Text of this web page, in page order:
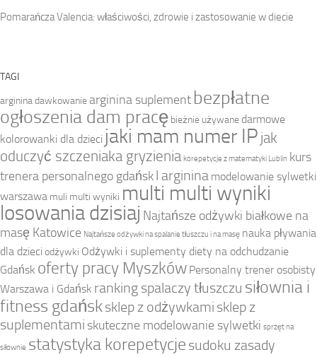
Pomarańcza Valencia: właściwości, zdrowie i zastosowanie w diecie
TAGI
arginina dawkowaniearginina suplement bezpłatne
ogłoszenia dam pracę bieżnie używane darmowe
kolorowanki dla dzieci jaki mam numer IP jak
oduczyć szczeniaka gryzienia korepetycje z matematyki Lublin kurs
trenera personalnego gdańskl arginina modelowanie sylwetki
warszawa muli multi wyniki multi multi wyniki
losowania dzisiaj Najtańsze odżywki białkowe na
masę Katowice Najtańsze odżywki na spalanie tłuszczu i na masę nauka pływania
dla dzieci odżywki Odżywki i suplementy diety na odchudzanie
Gdańsk oferty pracy Myszków Personalny trener osobisty
Warszawa i Gdańsk ranking spalaczy tłuszczu siłownia i
fitness gdańsksklep z odżywkami sklep z
suplementami skuteczne modelowanie sylwetki sprzęt na
siłownie statystyka korepetycje sudoku zasady